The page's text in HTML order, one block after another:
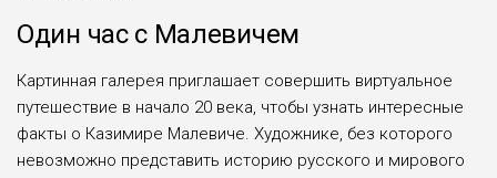
Один час с Малевичем
Картинная галерея приглашает совершить виртуальное
путешествие в начало 20 века, чтобы узнать интересные
факты о Казимире Малевиче. Художнике, без которого
невозможно представить историю русского и мирового